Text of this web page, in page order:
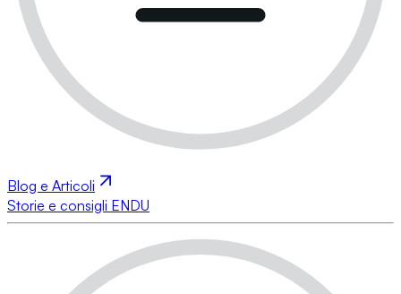
Blog e Articoli
Storie e consigli ENDU